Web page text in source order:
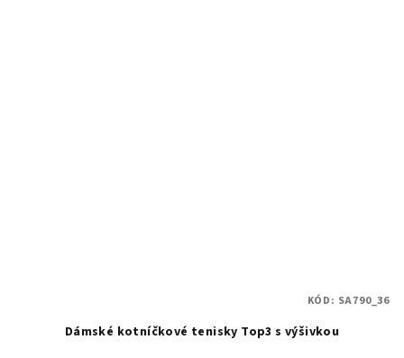
Dámské kotníčkové tenisky Top3 s výšivkou
KÓD: SA790_36